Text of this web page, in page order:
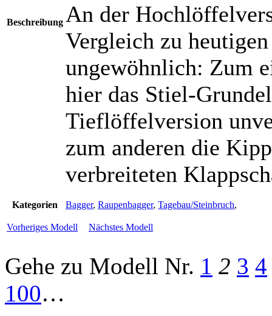
Beschreibung An der
Vergleich zu
ungewöhnlich: Zum
hier das Stiel-
Tieflöffelversion
zum anderen die
verbreiteten
Kategorien Bagger, Raupenbagger, Tagebau/Steinbruch,
Vorheriges Modell Nächstes Modell
Gehe zu Modell Nr. 1 2 3 4
100…